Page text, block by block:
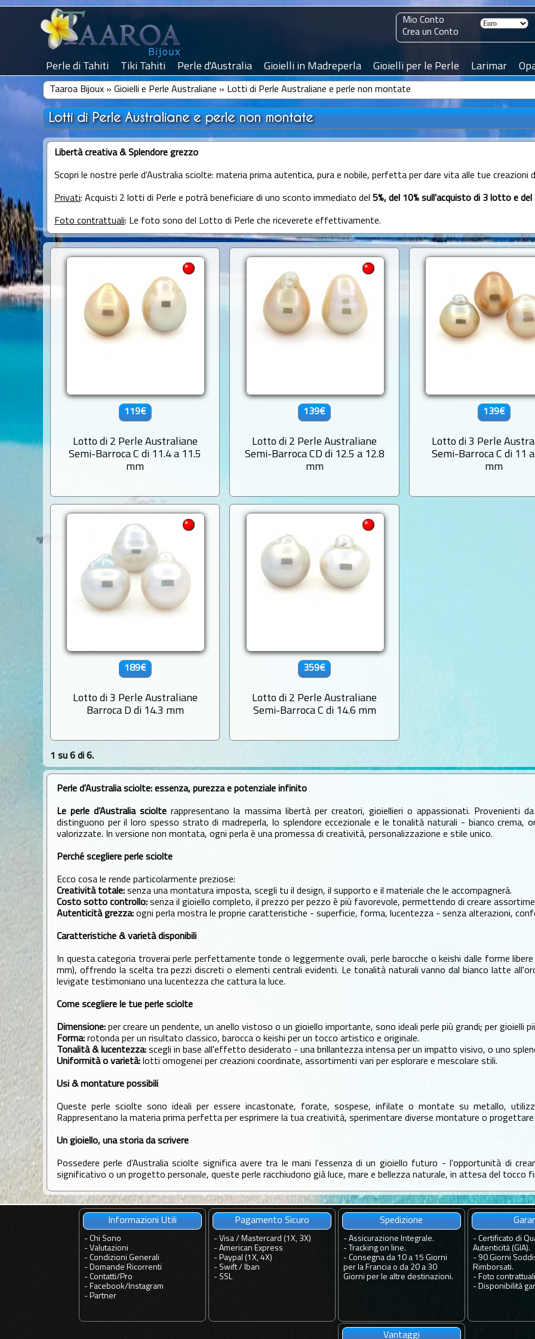
Mio Conto
Crea un Conto
Perle di Tahiti Tiki Tahiti Perle d'Australia Gioielli in Madreperla Gioielli per le Perle Larimar
Taaroa Bijoux» Gioielli e Perle Australiane » Lotti di Perle Australiane e perle non montate
Lotti di Perle Australiane e perle non montate
Libertà creativa & Splendore grezzo
Scopri le nostre perle d'Australia sciolte: materia prima autentica, pura e nobile, perfetta per dare vita alle tue creazioni
Privati: Acquisti 2 lotti di Perle e potrà beneficiare di uno sconto immediato del 5%, del 10% sull'acquisto di 3 lotto e
Foto contrattuali: Le foto sono del Lotto di Perle che riceverete effettivamente.
119€
Lotto di 2 Perle Australiane
Semi-Barroca C di 11.4 a 11.5
mm
139€
Lotto di 2 Perle Australiane
Semi-Barroca CD di 12.5 a 12.8
mm
139€
Lotto di 3 Perle
Semi-Barroca C di 11
mm
189€
Lotto di 3 Perle Australiane
Barroca D di 14.3 mm
359€
Lotto di 2 Perle Australiane
Semi-Barroca C di 14.6 mm
1 su 6 di 6.
Perle d'Australia sciolte: essenza, purezza e potenziale infinito
Le perle d'Australia sciolte rappresentano la massima libertà per creatori, gioiellieri o appassionati. Provenienti
distinguono per il loro spesso strato di madreperla, lo splendore eccezionale e le tonalità naturali - bianco crema,
valorizzate. In versione non montata, ogni perla è una promessa di creatività, personalizzazione e stile unico.
Perché scegliere perle sciolte
Ecco cosa le rende particolarmente preziose:
Creatività totale:senza una montatura imposta, scegli tu il design, il supporto e il materiale che le accompagnerà.
Costo sotto controllo:senza il gioiello completo, il prezzo per pezzo è più favorevole, permettendo di creare
Autenticità grezza:ogni perla mostra le proprie caratteristiche - superficie, forma, lucentezza - senza alterazioni,
Caratteristiche & varietà disponibili
In questa categoria troverai perle perfettamente tonde o leggermente ovali, perle barocche o keishi dalle forme
mm), offrendo la scelta tra pezzi discreti o elementi centrali evidenti. Le tonalità naturali vanno dal bianco latte
levigate testimoniano una lucentezza che cattura la luce.
Come scegliere le tue perle sciolte
Dimensione:per creare un pendente, un anello vistoso o un gioiello importante, sono ideali perle più grandi; per gioielli
Forma:rotonda per un risultato classico, barocca o keishi per un tocco artistico e originale.
Tonalità & lucentezza:scegli in base all'effetto desiderato - una brillantezza intensa per un impatto visivo, o uno
Uniformità o varietà:lotti omogenei per creazioni coordinate, assortimenti vari per esplorare e mescolare stili.
Usi & montature possibili
Queste perle sciolte sono ideali per essere incastonate, forate, sospese, infilate o montate su metallo,
Rappresentano la materia prima perfetta per esprimere la tua creatività, sperimentare diverse montature o progettare
Un gioiello, una storia da scrivere
Possedere perle d'Australia sciolte significa avere tra le mani l'essenza di un gioiello futuro - l'opportunità di
significativo o un progetto personale, queste perle racchiudono già luce, mare e bellezza naturale, in attesa del tocco
Informazioni Utili
- Chi Sono
- Valutazioni
- Condizioni Generali
- Domande Ricorrenti
- Contatti/Pro
- Facebook/Instagram
- Partner
Pagamento Sicuro
- Visa / Mastercard (1X, 3X)
- American Express
- Paypal (1X, 4X)
- Swift / Iban
- SSL
Spedizione
- Assicurazione Integrale.
- Tracking on line.
- Consegna da 10 a 15 Giorni
per la Francia o da 20 a 30
Giorni per le altre destinazioni.
- Certificato di
Autenticità (GIA).
- 90 Giorni
Rimborsati.
- Foto
- Disponibilità
Vantaggi